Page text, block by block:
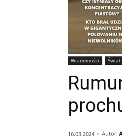
Wiadomości Świat
16.03.2024 - Autor: